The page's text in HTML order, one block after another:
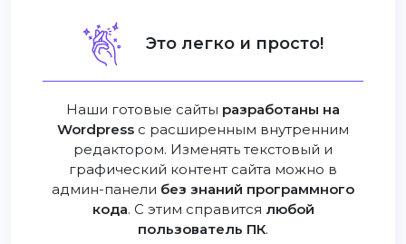
Это легко и просто!
Наши готовые сайты разработаны на
Wordpress с расширенным внутренним
редактором. Изменять текстовый и
графический контент сайта можно в
админ-панели без знаний программного
кода. С этим справится любой
пользователь ПК.